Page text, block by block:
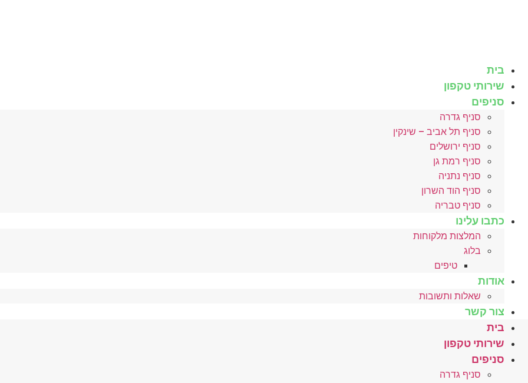
בית
שירותי טקפון
סניפים
סניף גדרה
סניף תל אביב – שינקין
סניף ירושלים
סניף רמת גן
סניף נתניה
סניף הוד השרון
סניף טבריה
כתבו עלינו
המלצות מלקוחות
בלוג
טיפים
אודות
שאלות ותשובות
צור קשר
בית
שירותי טקפון
סניפים
סניף גדרה